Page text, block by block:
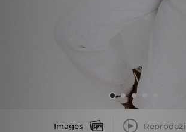
Images